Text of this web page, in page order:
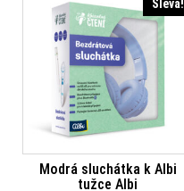
Sleva!
Modrá sluchátka k Albi
tužce Albi